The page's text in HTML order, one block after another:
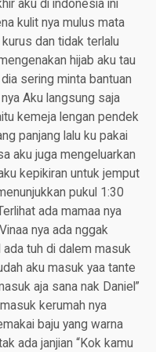
aku di indonesia ini
kulit nya mulus mata
dan tidak terlalu
hijab aku tau
sering minta bantuan
Aku langsung saja
kemeja lengan pendek
panjang lalu ku pakai
aku juga mengeluarkan
kepikiran untuk jemput
pukul 1:30
ada mamaa nya
nya ada nggak
ada tuh di dalem masuk
aku masuk yaa tante
aja sana nak Daniel”
kerumah nya
baju yang warna
ada janjian “Kok kamu